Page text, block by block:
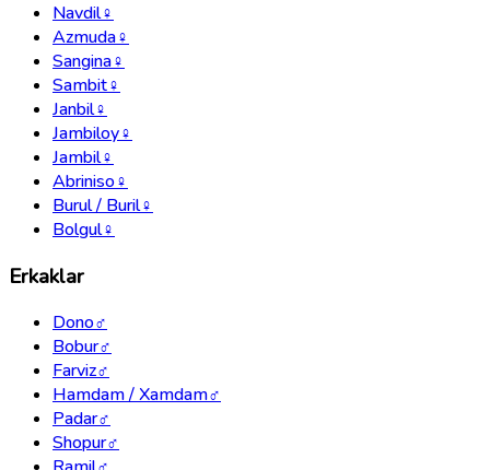
Navdil♀
Azmuda♀
Sangina♀
Sambit♀
Janbil♀
Jambiloy♀
Jambil♀
Abriniso♀
Burul / Buril♀
Bolgul♀
Erkaklar
Dono♂
Bobur♂
Farviz♂
Hamdam / Xamdam♂
Padar♂
Shopur♂